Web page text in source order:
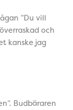
”Du vill
och
kanske jag
Budbäraren